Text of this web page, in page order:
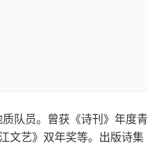
队员。曾获《诗刊》年度
艺》双年奖等。出版诗集